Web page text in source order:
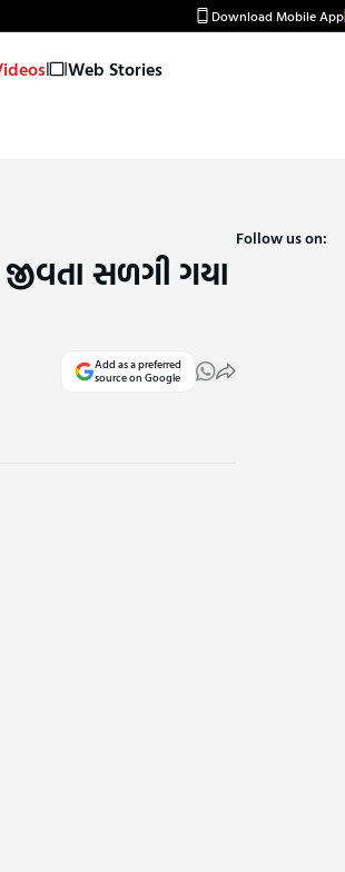
Download Mobile App
Web Stories
સળગી ગયા
Add as a preferred
source on Google
Follow us on: